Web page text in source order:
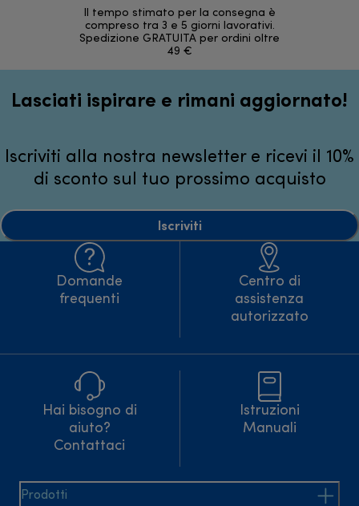
Il tempo stimato per la consegna è
compreso tra 3 e 5 giorni lavorativi.
Spedizione GRATUITA per ordini oltre
49 €
Lasciati ispirare e rimani aggiornato!
Iscriviti alla nostra newsletter e ricevi il 10%
di sconto sul tuo prossimo acquisto
Iscriviti
Domande
frequenti
Centro di
assistenza
autorizzato
Hai bisogno di
aiuto?
Contattaci
Istruzioni
Manuali
Prodotti